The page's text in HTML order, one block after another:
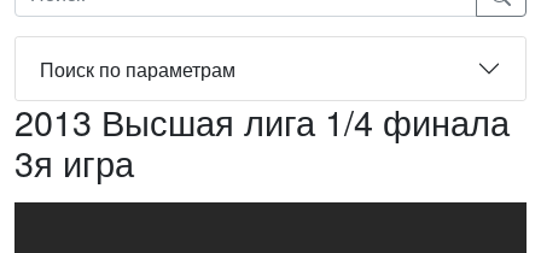
Поиск по параметрам
2013 Высшая лига 1/4 финала
3я игра